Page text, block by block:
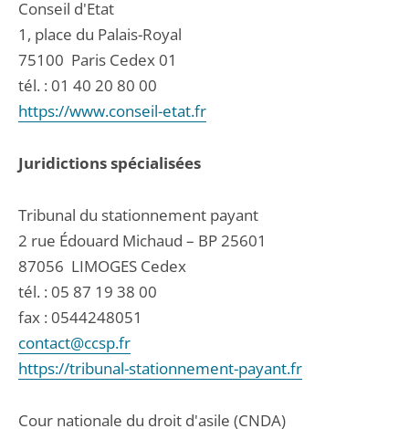
Conseil d'Etat
1, place du Palais-Royal
75100 Paris Cedex 01
tél. : 01 40 20 80 00
https://www.conseil-etat.fr
Juridictions spécialisées
Tribunal du stationnement payant
2 rue Édouard Michaud – BP 25601
87056 LIMOGES Cedex
tél. : 05 87 19 38 00
fax : 0544248051
contact@ccsp.fr
https://tribunal-stationnement-payant.fr
Cour nationale du droit d'asile (CNDA)